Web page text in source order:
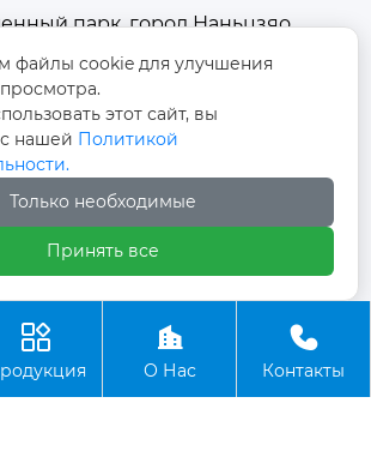
парк, город Наньцзяо,
город Цзыбо, провинция
Хенгдин Вентилятор
 
О Нас

Контакты
файлы cookie для улучшения
этот сайт, вы
нашей Политикой
Только необходимые
Принять все